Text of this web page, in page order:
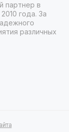
партнер в
года. За
различных